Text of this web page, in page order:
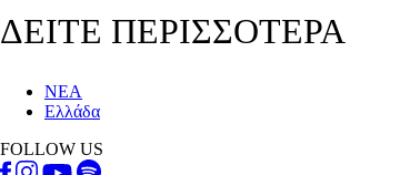
ΔΕΙΤΕ ΠΕΡΙΣΣΟΤΕΡΑ
ΝΕΑ
Ελλάδα
FOLLOW US